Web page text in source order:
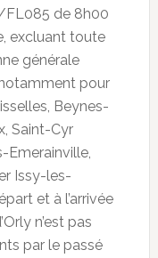
FL085 de 8h00
excluant toute
générale
pour
Beynes-
Saint-Cyr
Emerainville,
Issy-les-
et à l’arrivée
n’est pas
par le passé